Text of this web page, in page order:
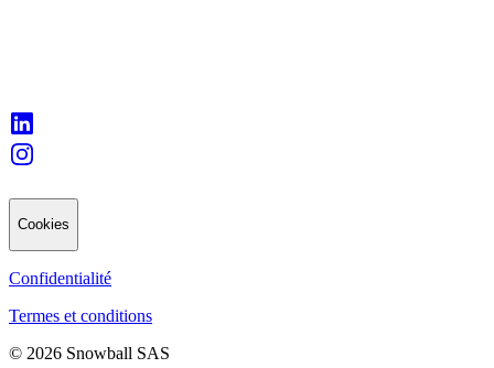
Cookies
Confidentialité
Termes et conditions
© 2026 Snowball SAS